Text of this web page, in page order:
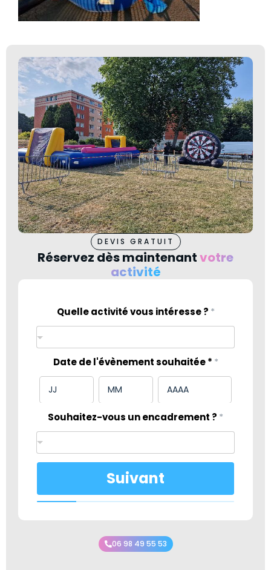
DEVIS GRATUIT
Réservez dès maintenantvotre
activité
-
v
d
e
Quelle activité vous intéresse ? *
Date de l'évènement souhaitée * *
Souhaitez-vous un encadrement ? *
Suivant
06 98 49 55 53